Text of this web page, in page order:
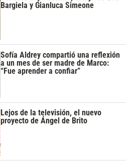
Bargiela y Gianluca Simeone
Sofía Aldrey compartió una reflexión
a un mes de ser madre de Marco:
“Fue aprender a confiar”
Lejos de la televisión, el nuevo
proyecto de Ángel de Brito